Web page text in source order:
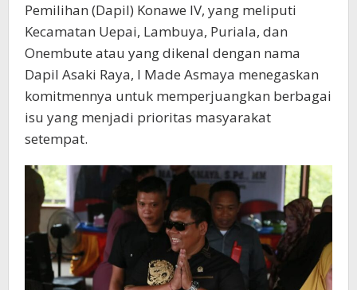
Pemilihan (Dapil) Konawe IV, yang meliputi
Kecamatan Uepai, Lambuya, Puriala, dan
Onembute atau yang dikenal dengan nama
Dapil Asaki Raya, I Made Asmaya menegaskan
komitmennya untuk memperjuangkan berbagai
isu yang menjadi prioritas masyarakat
setempat.